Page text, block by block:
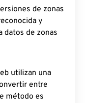
de zonas
y
datos de zonas
utilizan una
entre
método es